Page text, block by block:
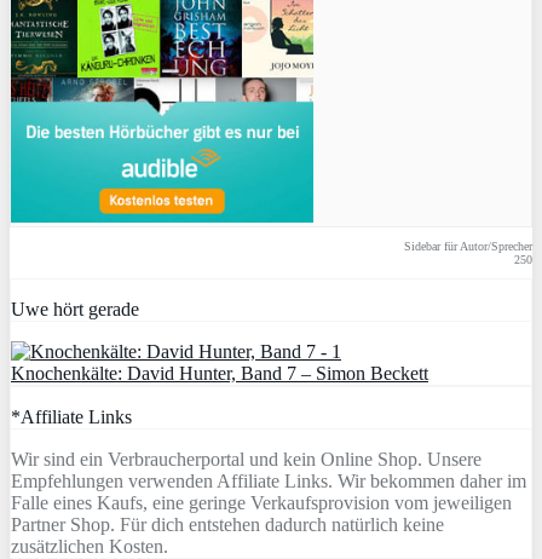
Sidebar für Autor/Sprecher
250
Uwe hört gerade
Knochenkälte: David Hunter, Band 7 – Simon Beckett
*Affiliate Links
Wir sind ein Verbraucherportal und kein Online Shop. Unsere
Empfehlungen verwenden Affiliate Links. Wir bekommen daher im
Falle eines Kaufs, eine geringe Verkaufsprovision vom jeweiligen
Partner Shop. Für dich entstehen dadurch natürlich keine
zusätzlichen Kosten.